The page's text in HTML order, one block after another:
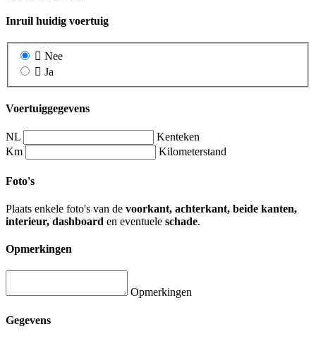
Inruil huidig voertuig
Nee
Ja
Voertuiggegevens
NL
Kenteken
Km
Kilometerstand
Foto's
Plaats enkele foto's van de voorkant, achterkant, beide kanten,
interieur, dashboard en eventuele schade.
Opmerkingen
Opmerkingen
Gegevens